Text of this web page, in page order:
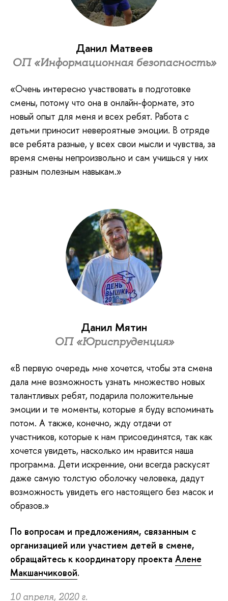
Данил Матвеев
ОП «Информационная безопасность»
«Очень интересно участвовать в подготовке
смены, потому что она в онлайн-формате, это
новый опыт для меня и всех ребят. Работа с
детьми приносит невероятные эмоции. В отряде
все ребята разные, у всех свои мысли и чувства, за
время смены непроизвольно и сам учишься у них
разным полезным навыкам.»
Данил Мятин
ОП «Юриспруденция»
«В первую очередь мне хочется, чтобы эта смена
дала мне возможность узнать множество новых
талантливых ребят, подарила положительные
эмоции и те моменты, которые я буду вспоминать
потом. А также, конечно, жду отдачи от
участников, которые к нам присоединятся, так как
хочется увидеть, насколько им нравится наша
программа. Дети искренние, они всегда раскусят
даже самую толстую оболочку человека, дадут
возможность увидеть его настоящего без масок и
образов.»
По вопросам и предложениям, связанным с
организацией или участием детей в смене,
обращайтесь к координатору проекта Алене
Макшанчиковой.
10 апреля, 2020 г.